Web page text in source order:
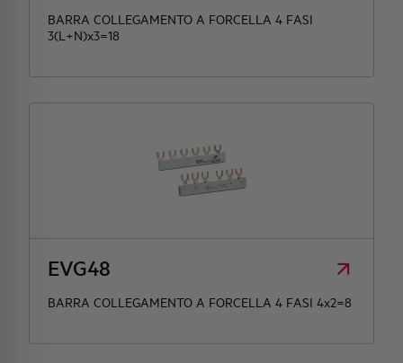
BARRA COLLEGAMENTO A FORCELLA 4 FASI
3(L+N)x3=18
EVG48
BARRA COLLEGAMENTO A FORCELLA 4 FASI 4x2=8